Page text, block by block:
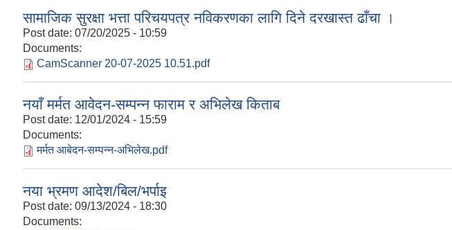
सामाजिक सुरक्षा भत्ता परिचयपत्र नविकरणका लागि दिने दरखास्त ढाँचा ।
Post date: 07/20/2025 - 10:59
Documents:
CamScanner 20-07-2025 10.51.pdf
नयाँ मर्मत आवेदन-सम्पन्न फाराम र अभिलेख किताब
Post date: 12/01/2024 - 15:59
Documents:
मर्मत आबेदन-सम्पन्न-अभिलेख.pdf
नया भ्रमण आदेश/बिल/भर्पाइ
Post date: 09/13/2024 - 18:30
Documents: